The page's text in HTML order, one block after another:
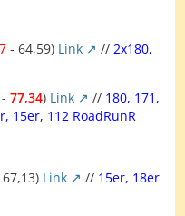
- 64,59) Link // 2x180,
- 77,34) Link // 180, 171,
15er, 112 RoadRunR
Link // 15er, 18er